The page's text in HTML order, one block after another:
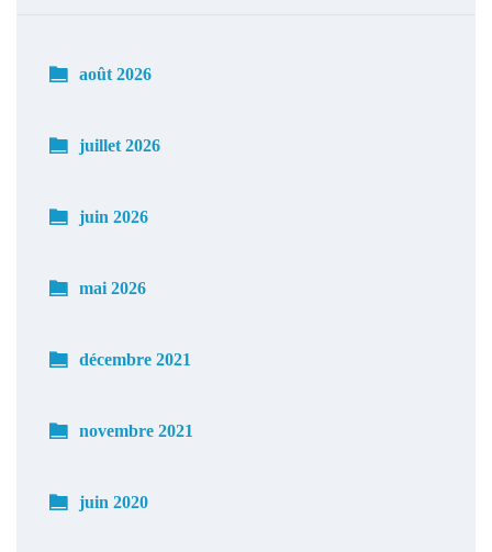
août 2026
juillet 2026
juin 2026
mai 2026
décembre 2021
novembre 2021
juin 2020